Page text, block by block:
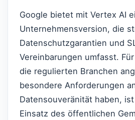
Google bietet mit Vertex AI
Unternehmensversion, die
Datenschutzgarantien und
Vereinbarungen umfasst.
die regulierten Branchen
besondere Anforderungen
Datensouveränität haben,
Einsatz des öffentlichen